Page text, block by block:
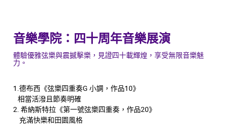
音樂學院：四十周年音樂展演
體驗優雅弦樂與震撼擊樂，見證四十載輝煌，享受無限音樂魅
力。
1.德布西《弦樂四重奏G 小調，作品10》
相當活潑且節奏明確
2. 希納斯特拉《第一號弦樂四重奏，作品20》
充滿快樂和田園風格